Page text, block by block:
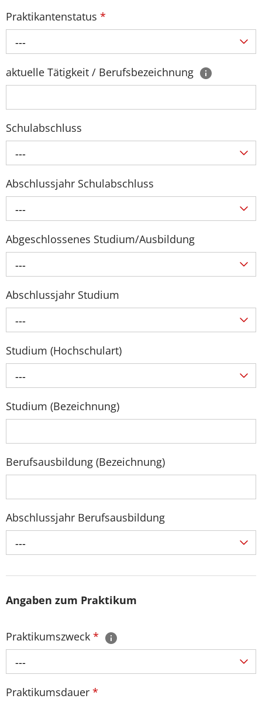
Praktikantenstatus *
---
aktuelle Tätigkeit / Berufsbezeichnung
Schulabschluss
---
Abschlussjahr Schulabschluss
---
Abgeschlossenes Studium/Ausbildung
---
Abschlussjahr Studium
---
Studium (Hochschulart)
---
Studium (Bezeichnung)
Berufsausbildung (Bezeichnung)
Abschlussjahr Berufsausbildung
---
Angaben zum Praktikum
Praktikumszweck *
---
Praktikumsdauer *